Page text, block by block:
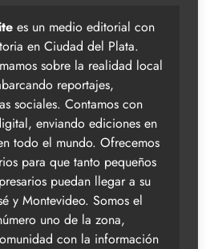
es un medio editorial con
en Ciudad del Plata.
sobre la realidad local
reportajes,
sociales. Contamos con
enviando ediciones en
todo el mundo. Ofrecemos
para que tanto pequeños
puedan llegar a su
y Montevideo. Somos el
uno de la zona,
con la información